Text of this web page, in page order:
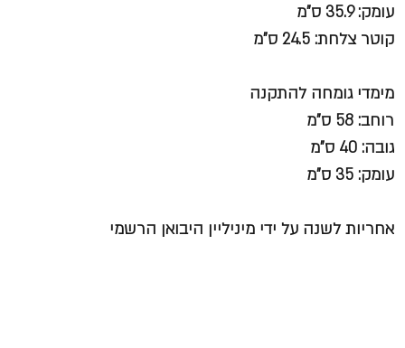
עומק: 35.9 ס"מ
קוטר צלחת: 24.5 ס"מ
מימדי גומחה להתקנה
רוחב: 58 ס"מ
גובה: 40 ס"מ
עומק: 35 ס"מ
אחריות לשנה על ידי מיניליין היבואן הרשמי